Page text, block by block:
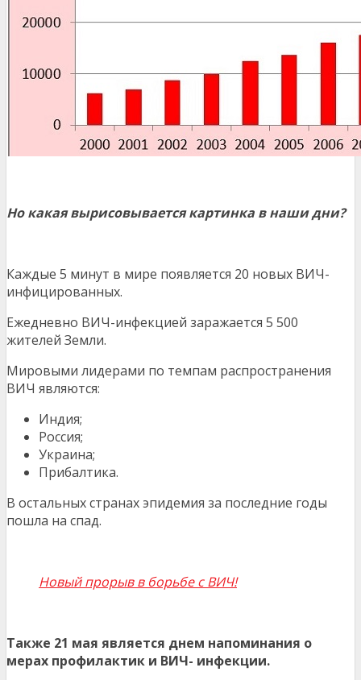
Но какая вырисовывается картинка в наши дни?
Каждые 5 минут в мире появляется 20 новых ВИЧ-
инфицированных.
Ежедневно ВИЧ-инфекцией заражается 5 500
жителей Земли.
Мировыми лидерами по темпам распространения
ВИЧ являются:
Индия;
Россия;
Украина;
Прибалтика.
В остальных странах эпидемия за последние годы
пошла на спад.
Новый прорыв в борьбе с ВИЧ!
Также 21 мая является днем напоминания о
мерах профилактик и ВИЧ- инфекции.